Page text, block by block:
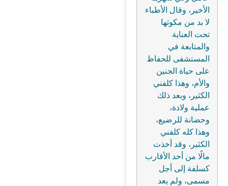
الأخير، وقال الأطباء
لا بد من مكوثها
تحت العناية
والمتابعة في
المستشفى للحفاظ
على حياة الجنين
والأم، وهذا كلفني
الكثير، وبعد ذلك
عملية ولادة،
وحضانة للرضيع،
وهذا كله كلفني
الكثير، وقد أخذت
مالًا من أحد الأقارب
كسلفة إلى أجل
مسمى، ولم يعد